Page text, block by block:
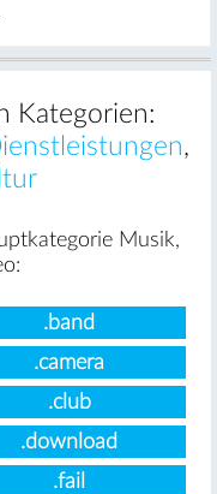
Kategorien:
,
Musik,
.band
.camera
.club
.download
.fail